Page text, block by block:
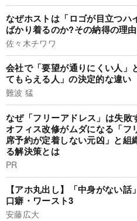
なぜホストは「ロゴが目立つハ
ばかり着るのか?その納得の理
佐々木チワワ
会社で「要望が通りにくい人」
てもらえる人」の決定的な違い
難波 猛
なぜ「フリーアドレス」は失敗
オフィス改修がムダになる「フ
席予約が定着しない元凶」と組
る解決策とは
PR
【アホ丸出し】「中身がない
口癖・ワースト3
安藤広大